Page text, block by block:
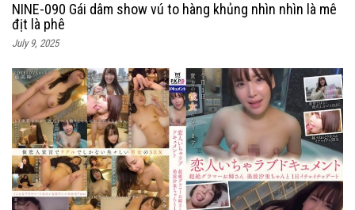
NINE-090 Gái dâm show vú to hàng khủng nhìn nhìn là mê
địt là phê
July 9, 2025